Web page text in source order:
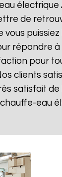
électrique
de
répondre
pour
clients
satisfait
chauffe-eau